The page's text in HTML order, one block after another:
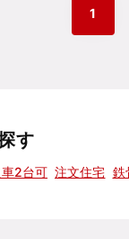
1
す
2台可 注文住宅 鉄